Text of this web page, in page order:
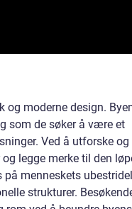
og moderne design.
som de søker å være et
Ved å utforske
legge merke til den
menneskets
strukturer.